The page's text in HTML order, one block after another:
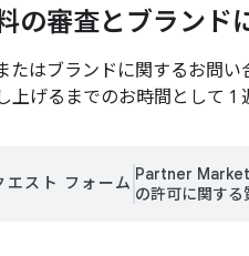
の審査とブランド
たはブランドに関するお問
上げるまでのお時間として 1
エスト フォーム Partner
の許可に関する